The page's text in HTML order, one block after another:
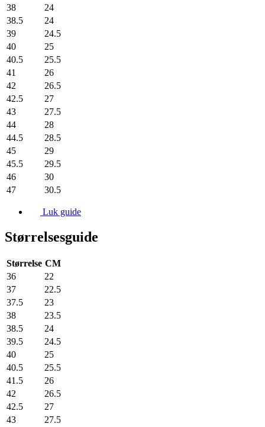
38
24
38.5
24
39
24.5
40
25
40.5
25.5
41
26
42
26.5
42.5
27
43
27.5
44
28
44.5
28.5
45
29
45.5
29.5
46
30
47
30.5
Luk guide
Størrelsesguide
Størrelse CM
36
22
37
22.5
37.5
23
38
23.5
38.5
24
39.5
24.5
40
25
40.5
25.5
41.5
26
42
26.5
42.5
27
43
27.5